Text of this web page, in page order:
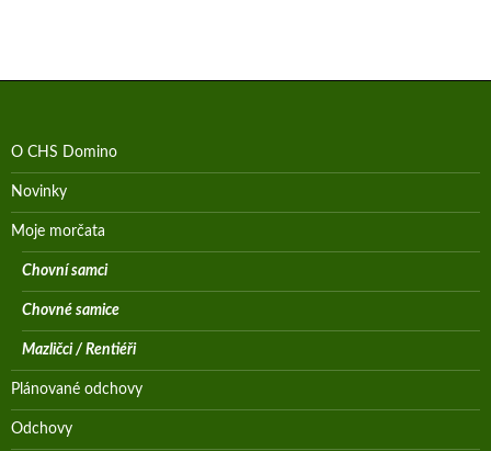
O CHS Domino
Novinky
Moje morčata
Chovní samci
Chovné samice
Mazličci / Rentiéři
Plánované odchovy
Odchovy